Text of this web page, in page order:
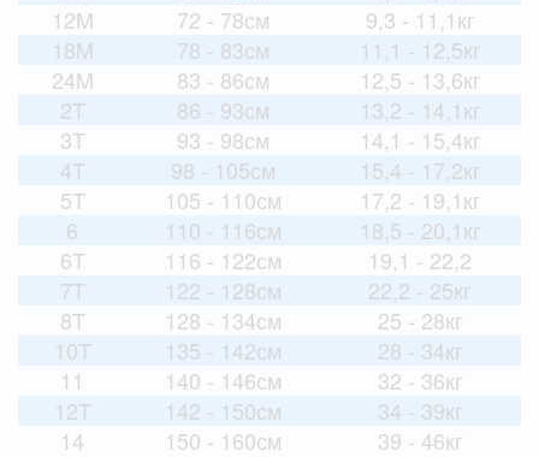
12M
72 - 78см
9,3 - 11,1кг
18M
78 - 83см
11,1 - 12,5кг
24M
83 - 86см
12,5 - 13,6кг
2T
86 - 93см
13,2 - 14,1кг
3T
93 - 98см
14,1 - 15,4кг
4T
98 - 105см
15,4 - 17,2кг
5T
105 - 110см
17,2 - 19,1кг
6
110 - 116см
18,5 - 20,1кг
6T
116 - 122см
19,1 - 22,2
7T
122 - 128см
22,2 - 25кг
8T
128 - 134см
25 - 28кг
10T
135 - 142см
28 - 34кг
11
140 - 146см
32 - 36кг
12T
142 - 150см
34 - 39кг
14
150 - 160см 39 - 46кг